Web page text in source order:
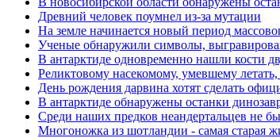
Древний человек поумнел из-за мутации
На земле начинается новый период
Ученые обнаружили символы,
В антарктиде одновременно нашли кости
Реликтовому насекомому, умевшему
День рождения дарвина хотят сделать
В антарктиде обнаружены останки
Среди наших предков неандертальцев не
Многоножка из шотландии - самая старая